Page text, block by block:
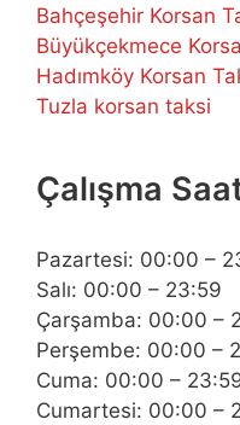
Bahçeşehir Korsan
Büyükçekmece
Hadımköy Korsan
Tuzla korsan taksi
Çalışma
Pazartesi: 00:00 –
Salı: 00:00 – 23:59
Çarşamba: 00:00 –
Perşembe: 00:00 –
Cuma: 00:00 –
Cumartesi: 00:00 –